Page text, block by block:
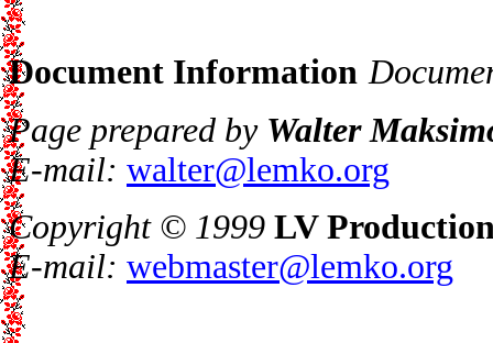
Document Information
Page prepared by Walter
E-mail: walter@lemko.org
Copyright © 1999 LV
E-mail: webmaster@lemko.org